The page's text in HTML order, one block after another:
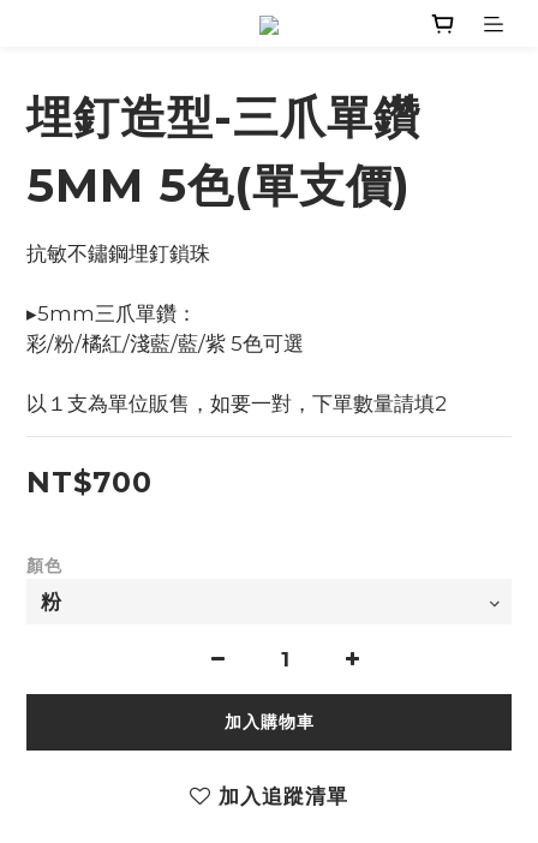
埋釘造型-三爪單鑽
5MM 5色(單支價)
抗敏不鏽鋼埋釘鎖珠
▸5mm三爪單鑽：
彩/粉/橘紅/淺藍/藍/紫 5色可選
以１支為單位販售，如要一對，下單數量請填2
NT$700
顏色
加入購物車
加入追蹤清單